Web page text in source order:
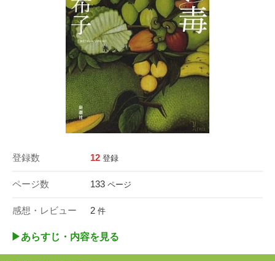
登録数 12 登録
ページ数 133 ページ
感想・レビュー 2 件
▶︎あらすじ・内容を見る